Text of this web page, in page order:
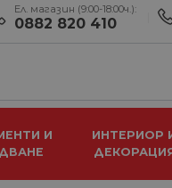
Ел. магазин (9:00-18:00ч.):
0882 820 410
И
ИНТЕРИОР